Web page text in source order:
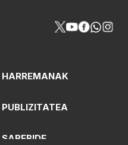
HARREMANAK
PUBLIZITATEA
SAREBIDE